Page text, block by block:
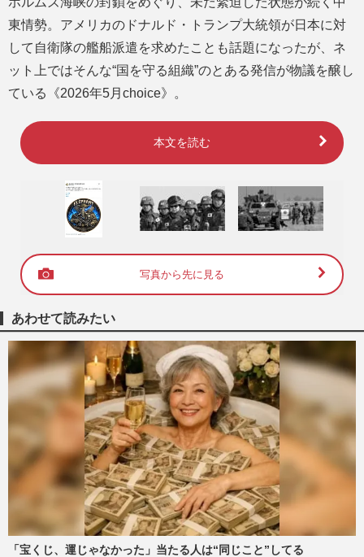
東情勢。アメリカのドナルド・トランプ大統領が日本に対
して自衛隊の艦船派遣を求めたことも話題になったが、ネ
ット上ではそんな“国を守る組織”のとある発信が物議を醸し
ている《2026年5月choice》。
本文を読む
写真から先に見る
あわせて読みたい
「宝くじ、運じゃなかった」当たる人は“同じこと”してる